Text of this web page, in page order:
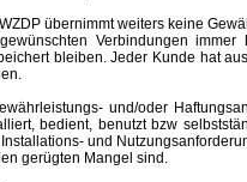
übernimmt weiters keine
Verbindungen
bleiben. Jeder Kunde hat
und/oder
bedient, benutzt bzw
und
gerügten Mangel sind.